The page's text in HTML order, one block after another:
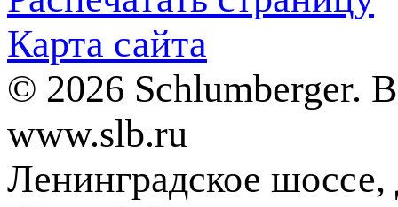
Карта сайта
© 2026 Schlumberger.
www.slb.ru
Ленинградское